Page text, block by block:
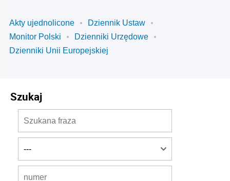
Akty ujednolicone
Dziennik Ustaw
Monitor Polski
Dzienniki Urzędowe
Dzienniki Unii Europejskiej
Szukaj